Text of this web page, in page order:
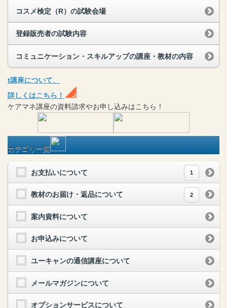
コスメ検定（R）の試験会場
登録販売者の試験内容
コミュニケーション・スキルアップの講座・教材の内容
t講座について、
詳しくはこちら！
ケアマネ講座の資料請求やお申し込みはこちら！
カテゴリ一覧
お支払いについて 1
教材のお届け・返品について 2
案内資料について
お申込みについて
ユーキャンの通信講座について
メールマガジンについて
オプションサービスについて